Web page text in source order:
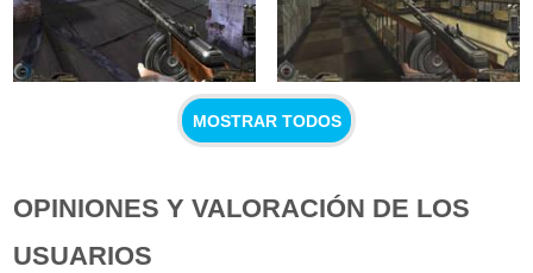
MOSTRAR TODOS
OPINIONES Y VALORACIÓN DE LOS
USUARIOS